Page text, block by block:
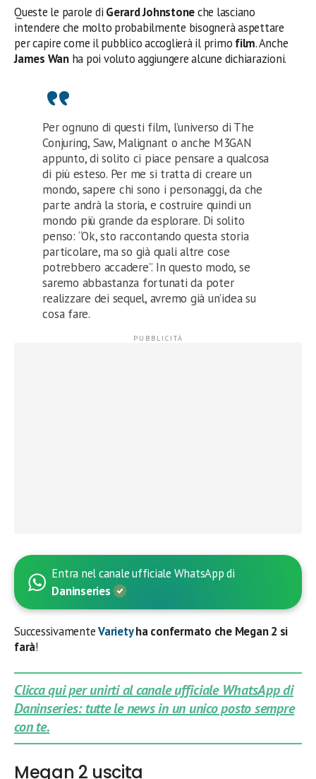
Queste le parole di Gerard Johnstoneche lasciano
intendere che molto probabilmente bisognerà aspettare
per capire come il pubblico accoglierà il primo film. Anche
James Wanha poi voluto aggiungere alcune dichiarazioni.
Per ognuno di questi film, l’universo di The
Conjuring, Saw, Malignant o anche M3GAN
appunto, di solito ci piace pensare a qualcosa
di più esteso. Per me si tratta di creare un
mondo, sapere chi sono i personaggi, da che
parte andrà la storia, e costruire quindi un
mondo più grande da esplorare. Di solito
penso: “Ok, sto raccontando questa storia
particolare, ma so già quali altre cose
potrebbero accadere”. In questo modo, se
saremo abbastanza fortunati da poter
realizzare dei sequel, avremo già un’idea su
cosa fare.
Entra nel canale ufficiale WhatsApp di
Daninseries
SuccessivamenteVarietyha confermato che Megan 2 si
farà!
Clicca qui per unirti al canale ufficiale WhatsApp di
Daninseries: tutte le news in un unico posto sempre
con te.
Megan 2 uscita